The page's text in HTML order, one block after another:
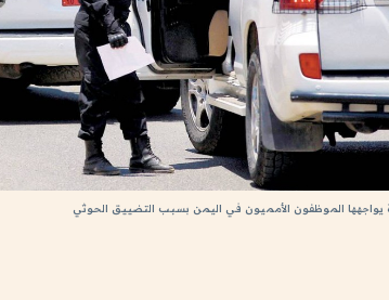
الموظفون الأمميون في اليمن بسبب التضييق الحوثي